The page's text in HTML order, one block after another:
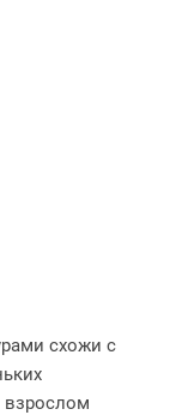
схожи с
взрослом